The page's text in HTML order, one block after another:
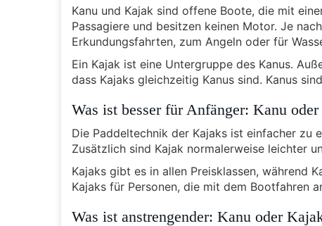
Kanu und Kajak sind offene Boote, die mit
Passagiere und besitzen keinen Motor. Je
Erkundungsfahrten, zum Angeln oder für
Ein Kajak ist eine Untergruppe des Kanus.
dass Kajaks gleichzeitig Kanus sind. Kanus
Was ist besser für Anfänger: Kanu
Die Paddeltechnik der Kajaks ist einfacher zu
Zusätzlich sind Kajak normalerweise leichter
Kajaks gibt es in allen Preisklassen, während
Kajaks für Personen, die mit dem Bootfahren
Was ist anstrengender: Kanu oder